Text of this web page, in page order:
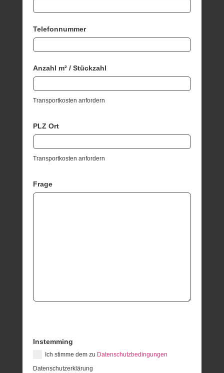
Telefonnummer
Anzahl m² / Stückzahl
Transportkosten anfordern
PLZ Ort
Transportkosten anfordern
Frage
Instemming
Ich stimme dem zu Datenschutzbedingungen
Datenschutzerklärung